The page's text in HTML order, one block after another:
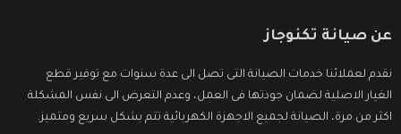
عن صيانة تكنوجاز
نقدم لعملائنا خدمات الصيانة التى تصل الى عدة سنوات مع توفير قطع
الغيار الاصلية لضمان جودتها فى العمل، وعدم التعرض الى نفس المشكلة
اكثر من مرة، الصيانة لجميع الاجهزة الكهربائية تتم بشكل سريع ومتميز.